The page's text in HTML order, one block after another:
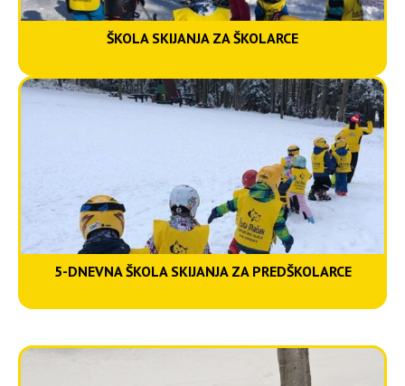
ŠKOLA SKIJANJA ZA ŠKOLARCE
5-DNEVNA ŠKOLA SKIJANJA ZA PREDŠKOLARCE
5-dnevna škola skijanja
za predškolarce